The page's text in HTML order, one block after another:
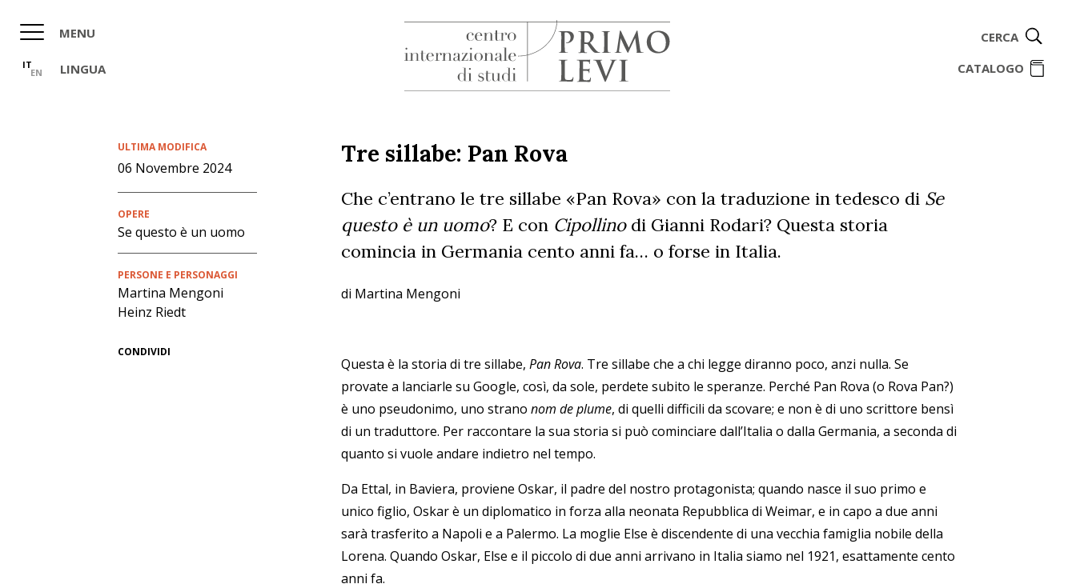
principale
Studi
Levi
MENU
IT
EN LINGUA CATALOGO
CERCA
Tre sillabe: Pan Rova
Che c’entrano le tre sillabe «Pan Rova» con la traduzione in tedesco di Se
questo è un uomo? E con Cipollino di Gianni Rodari? Questa storia
comincia in Germania cento anni fa… o forse in Italia.
di Martina Mengoni
Questa è la storia di tre sillabe, Pan Rova. Tre sillabe che a chi legge diranno poco, anzi nulla. Se
provate a lanciarle su Google, così, da sole, perdete subito le speranze. Perché Pan Rova (o Rova Pan?)
è uno pseudonimo, uno strano nom de plume, di quelli difficili da scovare; e non è di uno scrittore bensì
di un traduttore. Per raccontare la sua storia si può cominciare dall’Italia o dalla Germania, a seconda di
quanto si vuole andare indietro nel tempo.
Da Ettal, in Baviera, proviene Oskar, il padre del nostro protagonista; quando nasce il suo primo e
unico figlio, Oskar è un diplomatico in forza alla neonata Repubblica di Weimar, e in capo a due anni
sarà trasferito a Napoli e a Palermo. La moglie Else è discendente di una vecchia famiglia nobile della
Lorena. Quando Oskar, Else e il piccolo di due anni arrivano in Italia siamo nel 1921, esattamente cento
anni fa.
ULTIMA MODIFICA
06 Novembre 2024
OPERE
Se questo è un uomo
PERSONE E PERSONAGGI
Martina Mengoni
Heinz Riedt
CONDIVIDI